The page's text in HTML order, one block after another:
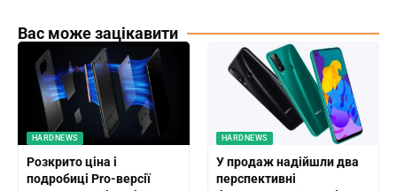
Вас може зацікавити
HARDNEWS
Розкрито ціна і
подробиці Pro-версії
HARDNEWS
У продаж надійшли два
перспективні